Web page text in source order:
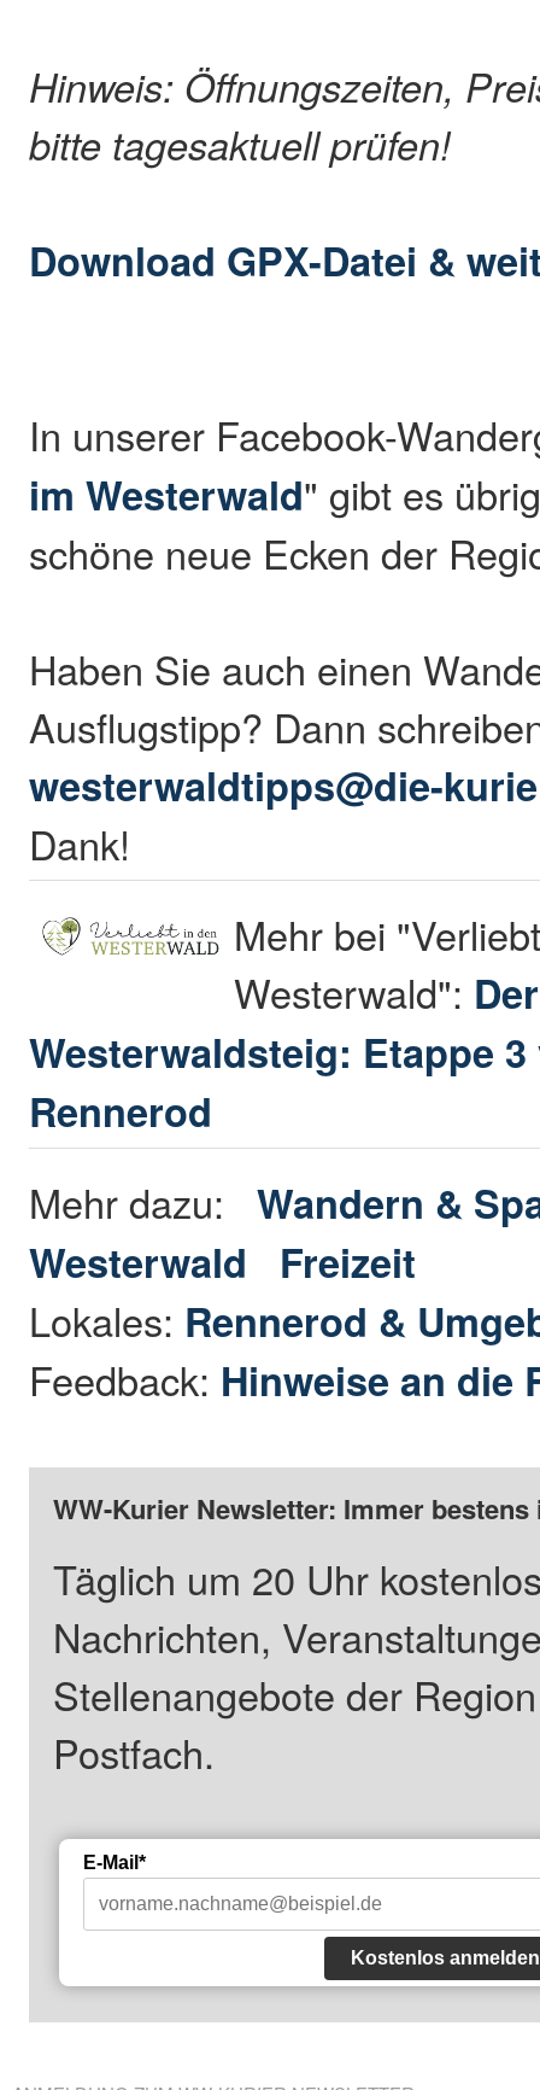
Hinweis: Öffnungszeiten,
bitte tagesaktuell prüfen!
Download GPX-Datei &
In unserer Facebook-
im Westerwald" gibt es
schöne neue Ecken der
Haben Sie auch einen
Ausflugstipp? Dann
westerwaldtipps@die-
Dank!
Mehr bei
Westerwald": Der
Westerwaldsteig: Etappe
Rennerod
Mehr dazu:Wandern &
Westerwald
Freizeit
Lokales: Rennerod &
Feedback: Hinweise an die
WW-Kurier Newsletter: Immer
Täglich um 20 Uhr
Nachrichten,
Stellenangebote der
Postfach.
E-Mail*
Kostenlos anmelden